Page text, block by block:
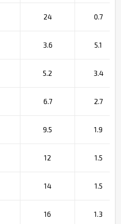
24 0.7
3.6 5.1
5.2 3.4
6.7 2.7
9.5 1.9
12 1.5
14 1.5
16 1.3